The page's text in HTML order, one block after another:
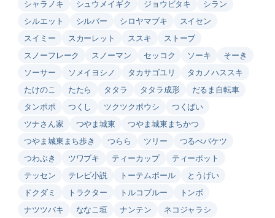
シャラノキ シュウメイギク ジョウビタキ
シラン
シルエット
シルバー シロヤマブキ
スイセン
スイミー
スカーレット ススキ
ストーブ
スノーフレーク
スノーマン セッコク ソーキ
そーき
ソーサー
ソメイヨシノ タカサゴユリ
タカノハススキ
たけのこ
たたら タタラ タタラ成形
だるま自転車
タンポポ
つくし ツクツクボウシ
つくばい
ツナさん家
つやま城東
つやま城東まちかつ
つやま城東まち歩き
つらら ツリー
つるべバケツ
つわぶき
ツワブキ ティーカップ
ティーポット
テッセン
テレビ小説 トーテムポール
とうげい
ドクダミ
トラクター トルコブルー
トンボ
ナツツバキ
ななこ垣 ナンテン
ネコジャラシ